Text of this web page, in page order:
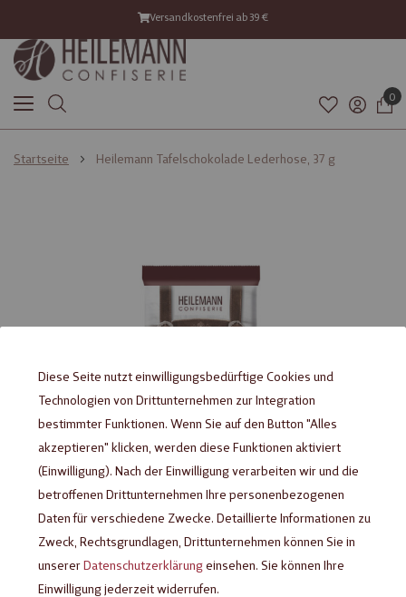
Versandkostenfrei ab 39 €
0
Startseite Heilemann Tafelschokolade Lederhose, 37 g
Diese Seite nutzt einwilligungsbedürftige Cookies und
Technologien von Drittunternehmen zur Integration
bestimmter Funktionen. Wenn Sie auf den Button "Alles
akzeptieren" klicken, werden diese Funktionen aktiviert
(Einwilligung). Nach der Einwilligung verarbeiten wir und die
betroffenen Drittunternehmen Ihre personenbezogenen
Daten für verschiedene Zwecke. Detaillierte Informationen zu
Zweck, Rechtsgrundlagen, Drittunternehmen können Sie in
unsererDatenschutzerklärungeinsehen. Sie können Ihre
Einwilligung jederzeit widerrufen.